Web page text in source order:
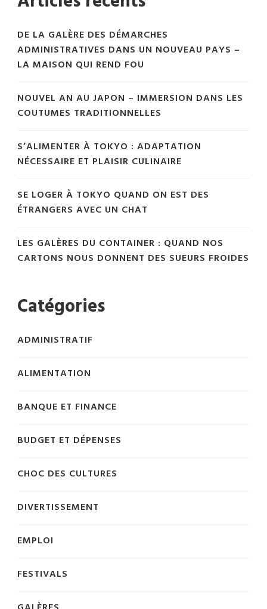
DE LA GALÈRE DES DÉMARCHES
ADMINISTRATIVES DANS UN NOUVEAU PAYS –
LA MAISON QUI REND FOU
NOUVEL AN AU JAPON – IMMERSION DANS LES
COUTUMES TRADITIONNELLES
S’ALIMENTER À TOKYO : ADAPTATION
NÉCESSAIRE ET PLAISIR CULINAIRE
SE LOGER À TOKYO QUAND ON EST DES
ÉTRANGERS AVEC UN CHAT
LES GALÈRES DU CONTAINER : QUAND NOS
CARTONS NOUS DONNENT DES SUEURS FROIDES
Catégories
ADMINISTRATIF
ALIMENTATION
BANQUE ET FINANCE
BUDGET ET DÉPENSES
CHOC DES CULTURES
DIVERTISSEMENT
EMPLOI
FESTIVALS